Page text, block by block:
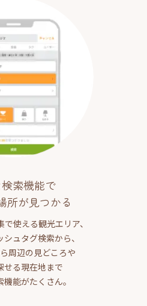
索機能で
所が見つかる
使える観光エリア、
ュタグ検索から、
周辺の見どころや
せる現在地まで
能がたくさん。